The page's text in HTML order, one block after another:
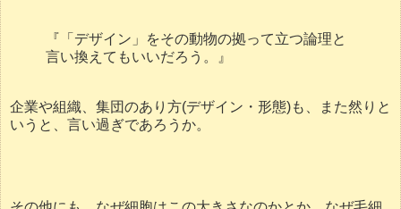
『「デザイン」をその動物の拠って立つ論理と
言い換えてもいいだろう。』
企業や組織、集団のあり方(デザイン・形態)も、また然りと
いうと、言い過ぎであろうか。